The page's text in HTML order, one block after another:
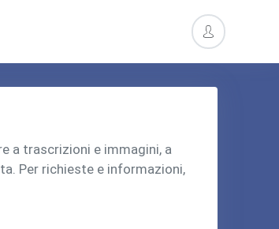
a trascrizioni e immagini, a
Per richieste e informazioni,